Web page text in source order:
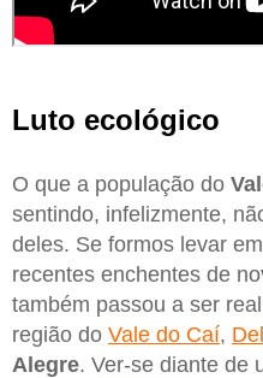
Luto ecológico
O que a população do
sentindo, infelizmente,
deles. Se formos levar
recentes enchentes de
também passou a ser
região do Vale do Caí,
Alegre. Ver-se diante de